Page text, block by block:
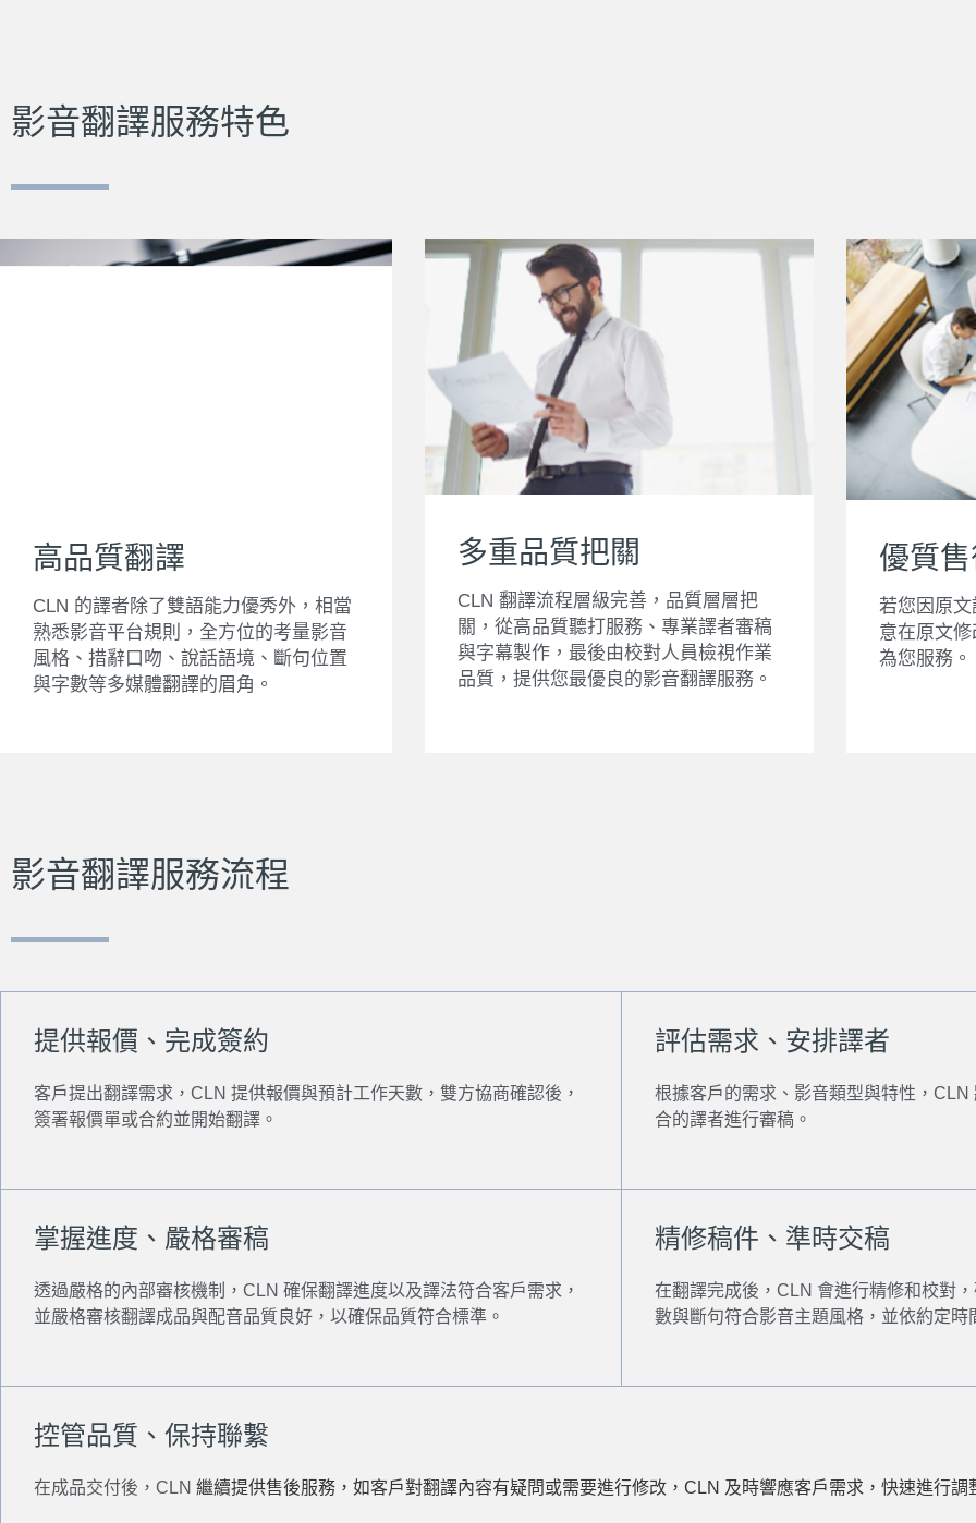
影音翻譯服務特色
高品質翻譯
CLN 的譯者除了雙語能力優秀外，相當
熟悉影音平台規則，全方位的考量影音
風格、措辭口吻、說話語境、斷句位置
與字數等多媒體翻譯的眉角。
多重品質把關
CLN 翻譯流程層級完善，品質層層把
關，從高品質聽打服務、專業譯者審稿
與字幕製作，最後由校對人員檢視作業
品質，提供您最優良的影音翻譯服務。
優質
若您因原
意在原文
為您服務。
影音翻譯服務流程
提供報價、完成簽約
客戶提出翻譯需求，CLN 提供報價與預計工作天數，雙方協商確認後，
簽署報價單或合約並開始翻譯。
評估需求、安排譯者
根據客戶的需求、影音類型與特性，
合的譯者進行審稿。
掌握進度、嚴格審稿
透過嚴格的內部審核機制，CLN 確保翻譯進度以及譯法符合客戶需求，
並嚴格審核翻譯成品與配音品質良好，以確保品質符合標準。
精修稿件、準時交稿
在翻譯完成後，CLN 會進行精修和校對
數與斷句符合影音主題風格，並依約定時
控管品質、保持聯繫
在成品交付後，CLN 繼續提供售後服務，如客戶對翻譯內容有疑問或需要進行修改，CLN 及時響應客戶需求，快速進行調